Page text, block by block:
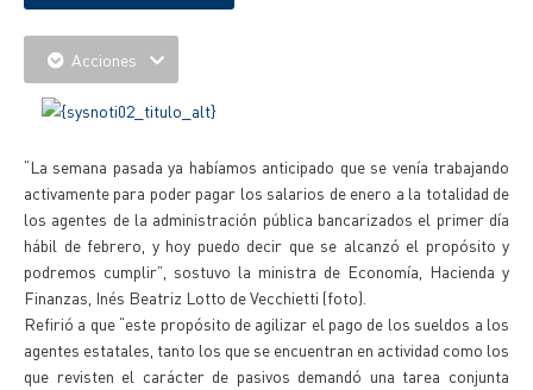
Acciones
“La semana pasada ya habíamos anticipado que se venía trabajando
activamente para poder pagar los salarios de enero a la totalidad de
los agentes de la administración pública bancarizados el primer día
hábil de febrero, y hoy puedo decir que se alcanzó el propósito y
podremos cumplir”, sostuvo la ministra de Economía, Hacienda y
Finanzas, Inés Beatriz Lotto de Vecchietti (foto).
Refirió a que “este propósito de agilizar el pago de los sueldos a los
agentes estatales, tanto los que se encuentran en actividad como los
que revisten el carácter de pasivos demandó una tarea conjunta